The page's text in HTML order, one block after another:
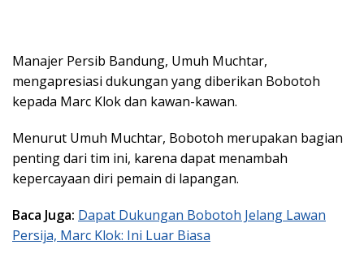
Manajer Persib Bandung, Umuh Muchtar,
mengapresiasi dukungan yang diberikan Bobotoh
kepada Marc Klok dan kawan-kawan.
Menurut Umuh Muchtar, Bobotoh merupakan bagian
penting dari tim ini, karena dapat menambah
kepercayaan diri pemain di lapangan.
Baca Juga: Dapat Dukungan Bobotoh Jelang Lawan
Persija, Marc Klok: Ini Luar Biasa